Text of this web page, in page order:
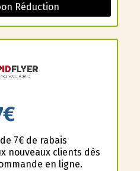
Réduction
7€ de rabais
nouveaux clients dès
en ligne.